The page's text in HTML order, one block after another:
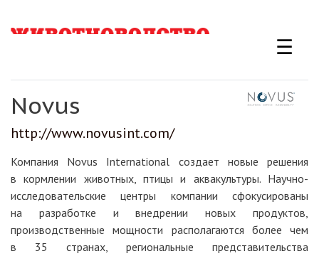
к
☰
Novus
http://www.novusint.com/
Компания Novus International создает новые решения
в кормлении животных, птицы и аквакультуры. Научно-
исследовательские центры компании сфокусированы
на разработке и внедрении новых продуктов,
производственные мощности располагаются более чем
в 35 странах, региональные представительства